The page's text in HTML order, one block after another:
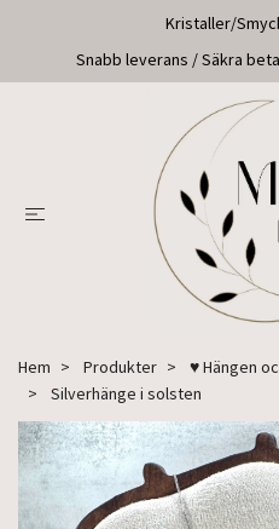
Kristaller/
Snabb leverans / Säkra
Hem Produkter
♥ Hängen
Silverhänge i solsten